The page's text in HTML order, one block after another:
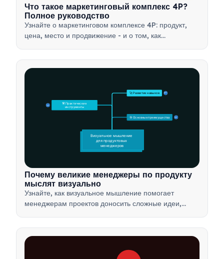
Что такое маркетинговый комплекс 4P?
Полное руководство
Узнайте о маркетинговом комплексе 4P: продукт,
цена, место и продвижение - и о том, как
🎯 Основные преимущества 15
🛠️ Практические
инструменты
15
🚀 Развитие навыков 15
Визуальное мышление
для продуктовых
менеджеров
Почему великие менеджеры по продукту
мыслят визуально
Узнайте, как визуальное мышление помогает
менеджерам проектов доносить сложные идеи,
таких методов, как ментальные карты и продуктовые
деревья.